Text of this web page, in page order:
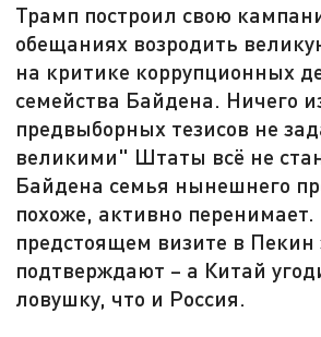
Трамп построил свою
обещаниях возродить
на критике коррупционных
семейства Байдена. Ничего
предвыборных тезисов не
великими" Штаты всё не
Байдена семья нынешнего
похоже, активно перенимает.
предстоящем визите в Пекин
подтверждают – а Китай
ловушку, что и Россия.